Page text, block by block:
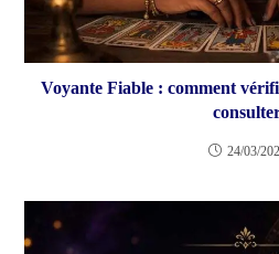
Voyante Fiable : comment
24/03/